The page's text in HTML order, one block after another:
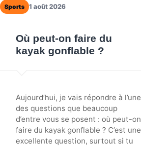
Sports 1 août 2026
Où peut-on faire du
kayak gonflable ?
Aujourd’hui, je vais répondre à l’une
des questions que beaucoup
d’entre vous se posent : où peut-on
faire du kayak gonflable ? C’est une
excellente question, surtout si tu